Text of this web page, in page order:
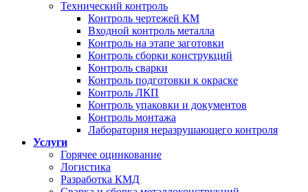
Технический контроль
Контроль чертежей КМ
Входной контроль металла
Контроль на этапе заготовки
Контроль сборки конструкций
Контроль сварки
Контроль подготовки к окраске
Контроль ЛКП
Контроль упаковки и документов
Контроль монтажа
Лаборатория неразрушающего контроля
Услуги
Горячее оцинкование
Логистика
Разработка КМД